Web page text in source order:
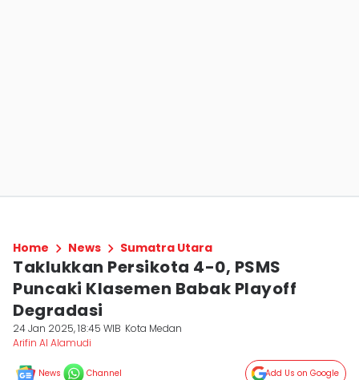
Home News Sumatra Utara
Taklukkan Persikota 4-0, PSMS
Puncaki Klasemen Babak Playoff
Degradasi
24 Jan 2025, 18:45 WIB Kota Medan
Arifin Al Alamudi
News Channel Add Us on Google